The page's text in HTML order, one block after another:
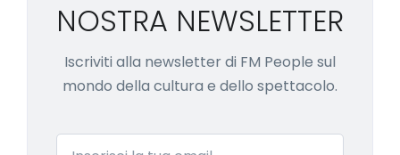
NOSTRA NEWSLETTER
Iscriviti alla newsletter di FM People sul
mondo della cultura e dello spettacolo.
Email